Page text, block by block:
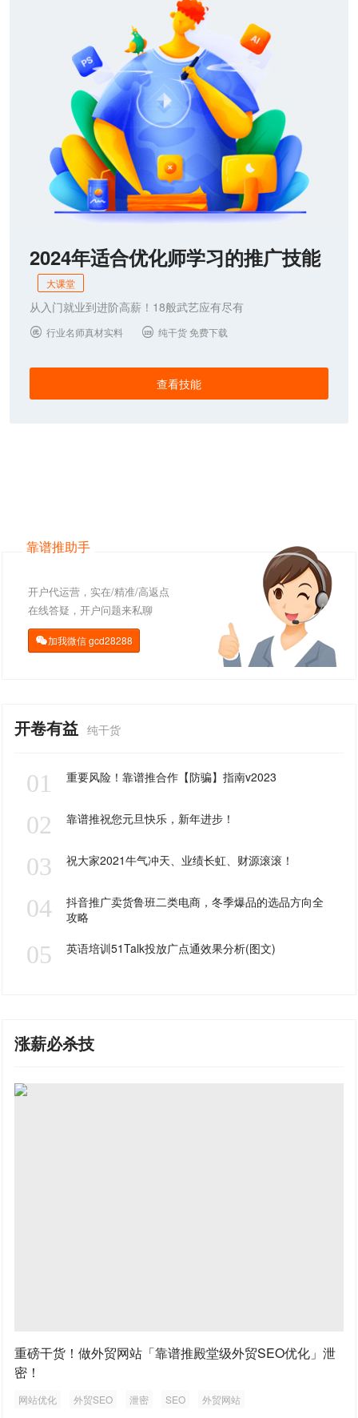
2024年适合优化师学习的推广技能
大课堂
从入门就业到进阶高薪！18般武艺应有尽有
 行业名师真材实料  纯干货 免费下载
查看技能
靠谱推助手
开户代运营，实在/精准/高返点
在线答疑，开户问题来私聊
加我微信gcd28288
开卷有益 纯干货
01 重要风险！靠谱推合作【防骗】指南v2023
02 靠谱推祝您元旦快乐，新年进步！
03 祝大家2021牛气冲天、业绩长虹、财源滚滚！
04
抖音推广卖货鲁班二类电商，冬季爆品的选品方向全
攻略
05 英语培训51Talk投放广点通效果分析(图文)
涨薪必杀技
重磅干货！做外贸网站「靠谱推殿堂级外贸SEO优化」泄
密！
网站优化 外贸SEO 泄密 SEO 外贸网站